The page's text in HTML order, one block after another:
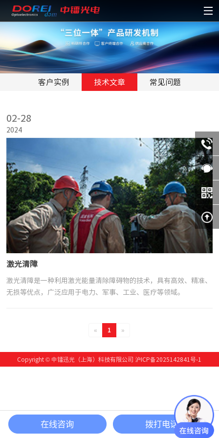
客户实例 技术文章 常见问题
02-28
2024
激光清障
激光清障是一种利用激光能量清除障碍物的技术，具有高效、精准、
无损等优点，广泛应用于电力、军事、工业、医疗等领域。
« 1 »
Copyright © 中镭迅光（上海）科技有限公司 沪ICP备2025142841号-1
在线咨询 拨打电话